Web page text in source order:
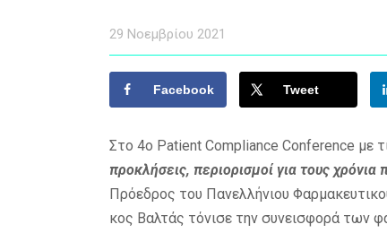
29 Νοεμβρίου 2021
Facebook Tweet
Στο 4o Patient Compliance Conference με
προκλήσεις, περιορισμοί για τους
Πρόεδρος του Πανελλήνιου
κος Βαλτάς τόνισε την συνεισφορά των